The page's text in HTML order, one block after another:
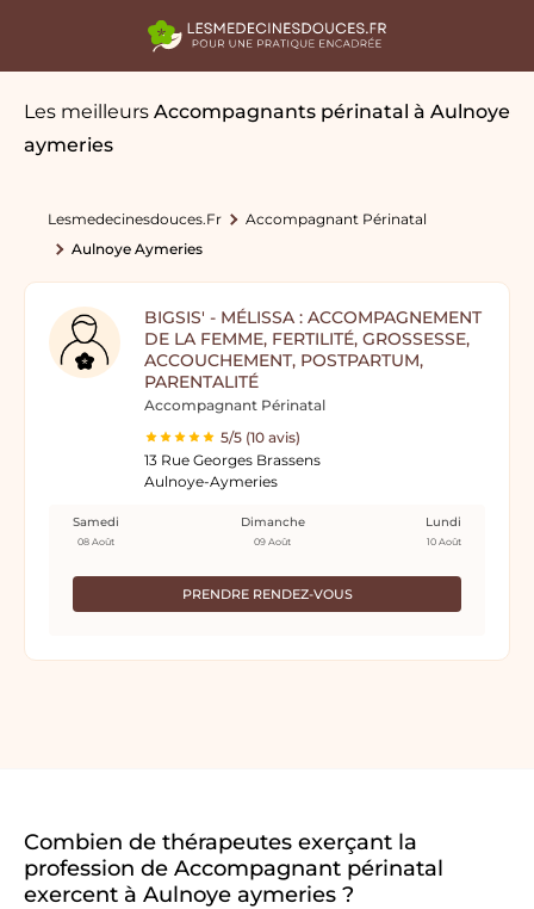
Les meilleurs Accompagnants périnatal à Aulnoye
aymeries
Lesmedecinesdouces.fr
Accompagnant Périnatal
Aulnoye Aymeries
BIGSIS' - MÉLISSA : ACCOMPAGNEMENT
DE LA FEMME, FERTILITÉ, GROSSESSE,
ACCOUCHEMENT, POSTPARTUM,
PARENTALITÉ
Accompagnant Périnatal
5/5 (10 avis)
13 Rue Georges Brassens
Aulnoye-Aymeries
PRENDRE RENDEZ-VOUS
Samedi
08 Août
Dimanche
09 Août
Lundi
10 Août
Combien de thérapeutes exerçant la
profession de Accompagnant périnatal
exercent à Aulnoye aymeries ?